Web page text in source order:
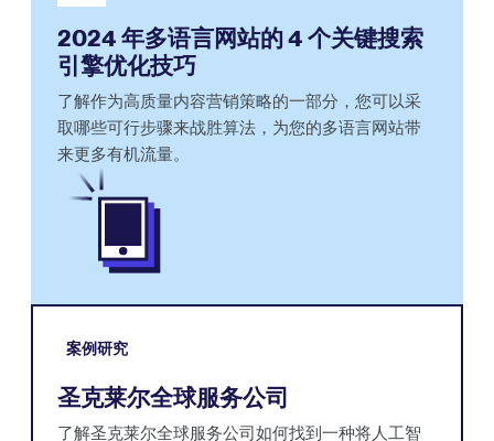
2024 年多语言网站的 4 个关键搜索
引擎优化技巧
了解作为高质量内容营销策略的一部分，您可以采
取哪些可行步骤来战胜算法，为您的多语言网站带
来更多有机流量。
案例研究
圣克莱尔全球服务公司
了解圣克莱尔全球服务公司如何找到一种将人工智